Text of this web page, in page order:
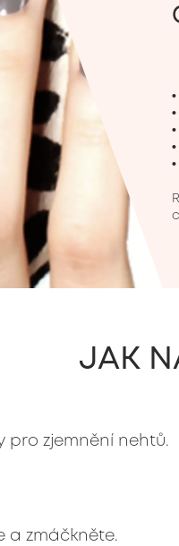
JAK
pro zjemnění nehtů.
a zmáčkněte.